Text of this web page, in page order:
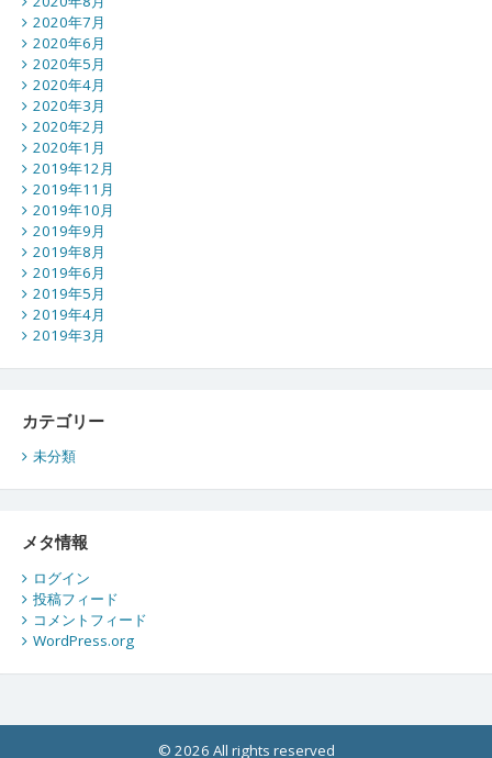
2020年7月
2020年6月
2020年5月
2020年4月
2020年3月
2020年2月
2020年1月
2019年12月
2019年11月
2019年10月
2019年9月
2019年8月
2019年6月
2019年5月
2019年4月
2019年3月
カテゴリー
未分類
メタ情報
ログイン
投稿フィード
コメントフィード
WordPress.org
© 2026 All rights reserved